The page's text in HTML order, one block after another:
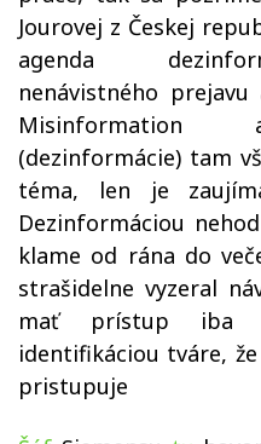
Jourovej z Českej
agenda
nenávistného
Misinformation
(dezinformácie) tam
téma, len je
Dezinformáciou
klame od rána do
strašidelne vyzeral
mať prístup iba
identifikáciou tváre,
pristupuje